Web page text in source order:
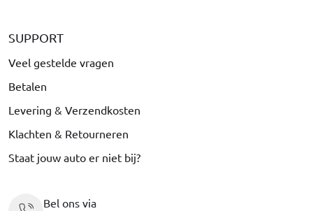
SUPPORT
Veel gestelde vragen
Betalen
Levering & Verzendkosten
Klachten & Retourneren
Staat jouw auto er niet bij?
Bel ons via